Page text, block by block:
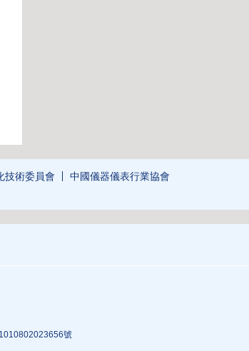
技術委員會
中國儀器儀表行業協會
號